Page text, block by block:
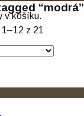
v košíku.
“modrá”
z 21